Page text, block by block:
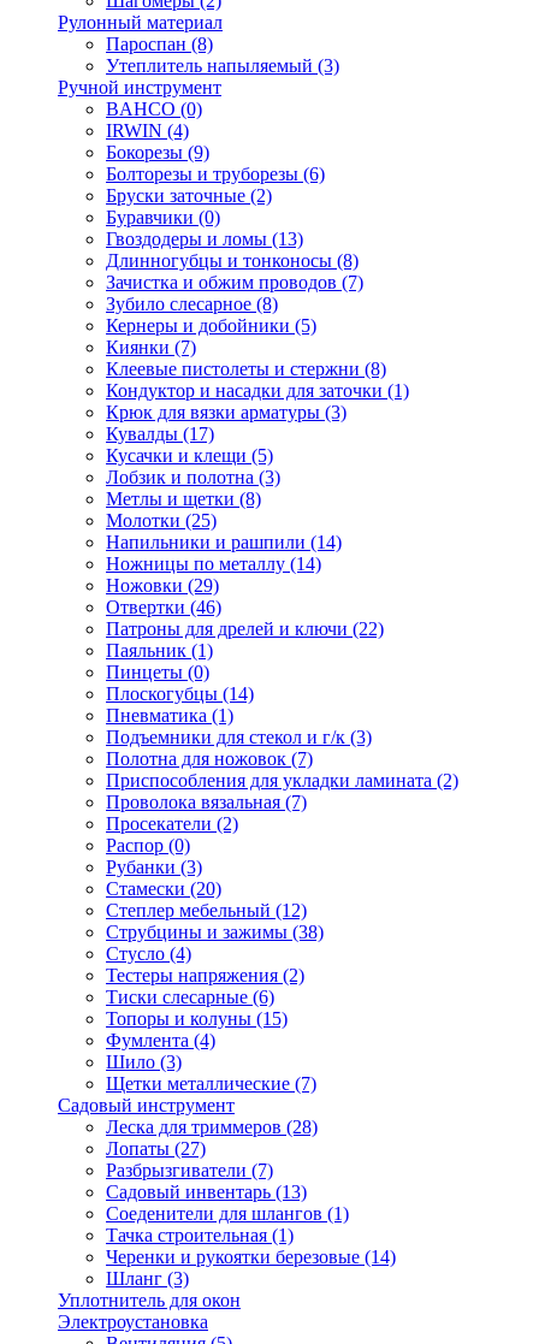
Рулонный материал
Пароспан (8)
Утеплитель напыляемый (3)
Ручной инструмент
BAHCO (0)
IRWIN (4)
Бокорезы (9)
Болторезы и труборезы (6)
Бруски заточные (2)
Буравчики (0)
Гвоздодеры и ломы (13)
Длинногубцы и тонконосы (8)
Зачистка и обжим проводов (7)
Зубило слесарное (8)
Кернеры и добойники (5)
Киянки (7)
Клеевые пистолеты и стержни (8)
Кондуктор и насадки для заточки (1)
Крюк для вязки арматуры (3)
Кувалды (17)
Кусачки и клещи (5)
Лобзик и полотна (3)
Метлы и щетки (8)
Молотки (25)
Напильники и рашпили (14)
Ножницы по металлу (14)
Ножовки (29)
Отвертки (46)
Патроны для дрелей и ключи (22)
Паяльник (1)
Пинцеты (0)
Плоскогубцы (14)
Пневматика (1)
Подъемники для стекол и г/к (3)
Полотна для ножовок (7)
Приспособления для укладки ламината (2)
Проволока вязальная (7)
Просекатели (2)
Распор (0)
Рубанки (3)
Стамески (20)
Степлер мебельный (12)
Струбцины и зажимы (38)
Стусло (4)
Тестеры напряжения (2)
Тиски слесарные (6)
Топоры и колуны (15)
Фумлента (4)
Шило (3)
Щетки металлические (7)
Садовый инструмент
Леска для триммеров (28)
Лопаты (27)
Разбрызгиватели (7)
Садовый инвентарь (13)
Соеденители для шлангов (1)
Тачка строительная (1)
Черенки и рукоятки березовые (14)
Шланг (3)
Уплотнитель для окон
Электроустановка